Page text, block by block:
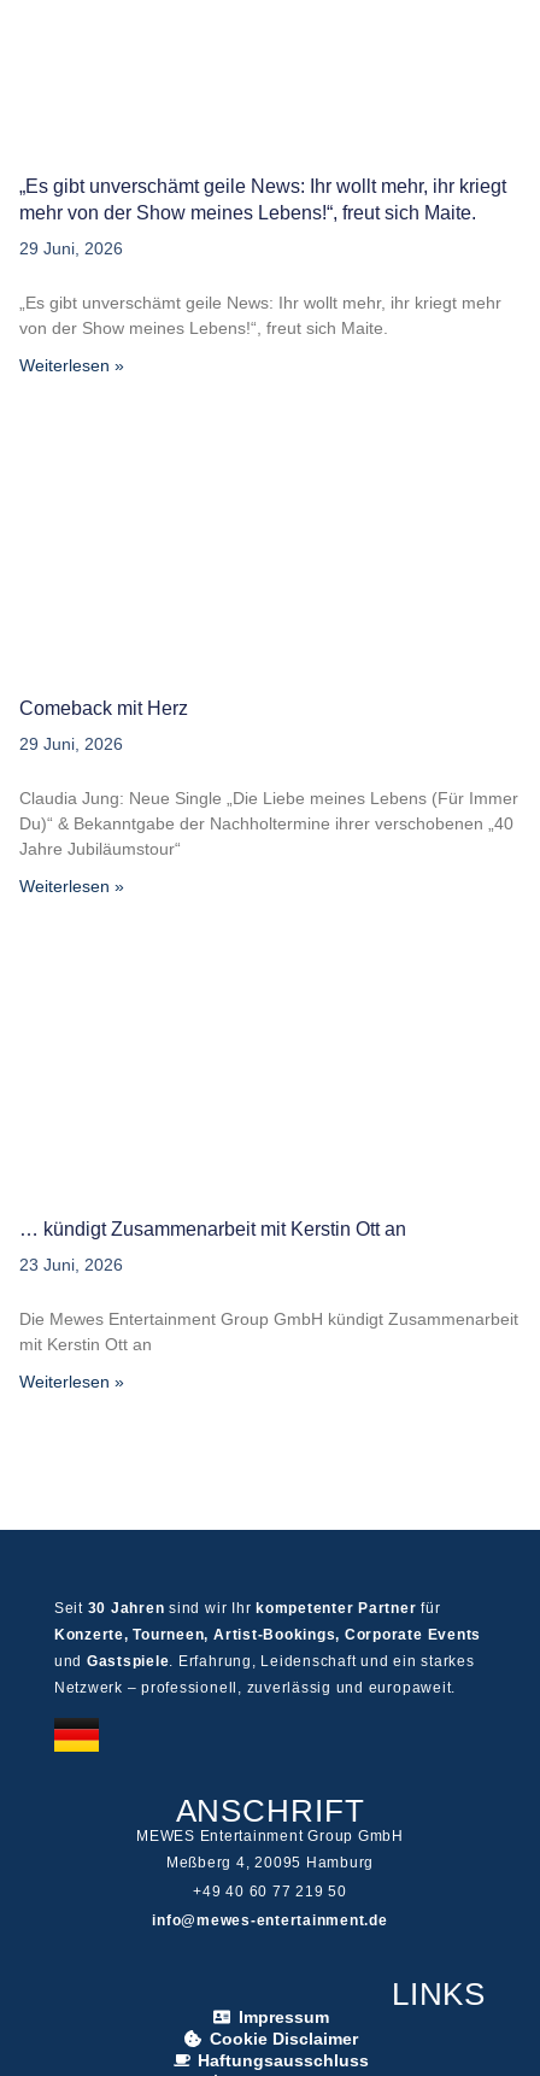
„Es gibt unverschämt geile News: Ihr wollt mehr, ihr kriegt
mehr von der Show meines Lebens!“, freut sich Maite.
29 Juni, 2026
„Es gibt unverschämt geile News: Ihr wollt mehr, ihr kriegt mehr
von der Show meines Lebens!“, freut sich Maite.
Weiterlesen »
Comeback mit Herz
29 Juni, 2026
Claudia Jung: Neue Single „Die Liebe meines Lebens (Für Immer
Du)“ & Bekanntgabe der Nachholtermine ihrer verschobenen „40
Jahre Jubiläumstour“
Weiterlesen »
… kündigt Zusammenarbeit mit Kerstin Ott an
23 Juni, 2026
Die Mewes Entertainment Group GmbH kündigt Zusammenarbeit
mit Kerstin Ott an
Weiterlesen »
Seit 30 Jahren sind wir Ihrkompetenter Partner für
Konzerte, Tourneen, Artist-Bookings, Corporate Events
und Gastspiele . Erfahrung, Leidenschaft und ein starkes
Netzwerk – professionell, zuverlässig und europaweit.
ANSCHRIFT
MEWES Entertainment Group GmbH
Meßberg 4, 20095 Hamburg
+49 40 60 77 219 50
info@mewes-entertainment.de
LINKS
Impressum
Cookie Disclaimer
Haftungsausschluss